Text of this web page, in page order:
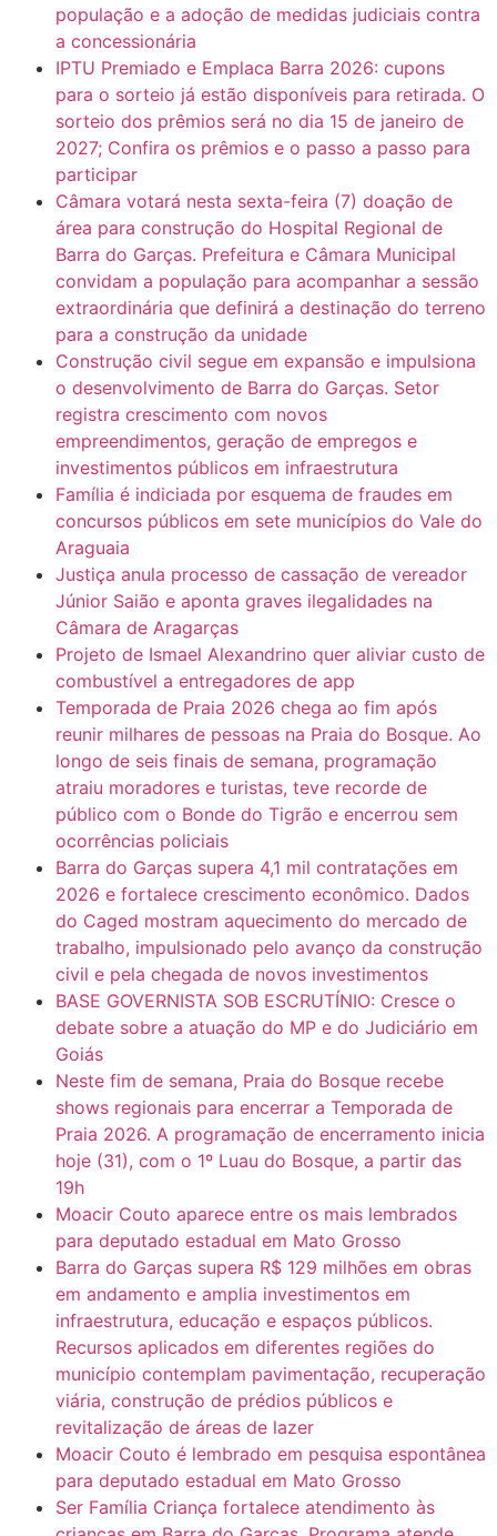
população e a adoção de medidas judiciais contra
a concessionária
IPTU Premiado e Emplaca Barra 2026: cupons
para o sorteio já estão disponíveis para retirada. O
sorteio dos prêmios será no dia 15 de janeiro de
2027; Confira os prêmios e o passo a passo para
participar
Câmara votará nesta sexta-feira (7) doação de
área para construção do Hospital Regional de
Barra do Garças. Prefeitura e Câmara Municipal
convidam a população para acompanhar a sessão
extraordinária que definirá a destinação do terreno
para a construção da unidade
Construção civil segue em expansão e impulsiona
o desenvolvimento de Barra do Garças. Setor
registra crescimento com novos
empreendimentos, geração de empregos e
investimentos públicos em infraestrutura
Família é indiciada por esquema de fraudes em
concursos públicos em sete municípios do Vale do
Araguaia
Justiça anula processo de cassação de vereador
Júnior Saião e aponta graves ilegalidades na
Câmara de Aragarças
Projeto de Ismael Alexandrino quer aliviar custo de
combustível a entregadores de app
Temporada de Praia 2026 chega ao fim após
reunir milhares de pessoas na Praia do Bosque. Ao
longo de seis finais de semana, programação
atraiu moradores e turistas, teve recorde de
público com o Bonde do Tigrão e encerrou sem
ocorrências policiais
Barra do Garças supera 4,1 mil contratações em
2026 e fortalece crescimento econômico. Dados
do Caged mostram aquecimento do mercado de
trabalho, impulsionado pelo avanço da construção
civil e pela chegada de novos investimentos
BASE GOVERNISTA SOB ESCRUTÍNIO: Cresce o
debate sobre a atuação do MP e do Judiciário em
Goiás
Neste fim de semana, Praia do Bosque recebe
shows regionais para encerrar a Temporada de
Praia 2026. A programação de encerramento inicia
hoje (31), com o 1º Luau do Bosque, a partir das
19h
Moacir Couto aparece entre os mais lembrados
para deputado estadual em Mato Grosso
Barra do Garças supera R$ 129 milhões em obras
em andamento e amplia investimentos em
infraestrutura, educação e espaços públicos.
Recursos aplicados em diferentes regiões do
município contemplam pavimentação, recuperação
viária, construção de prédios públicos e
revitalização de áreas de lazer
Moacir Couto é lembrado em pesquisa espontânea
para deputado estadual em Mato Grosso
Ser Família Criança fortalece atendimento às